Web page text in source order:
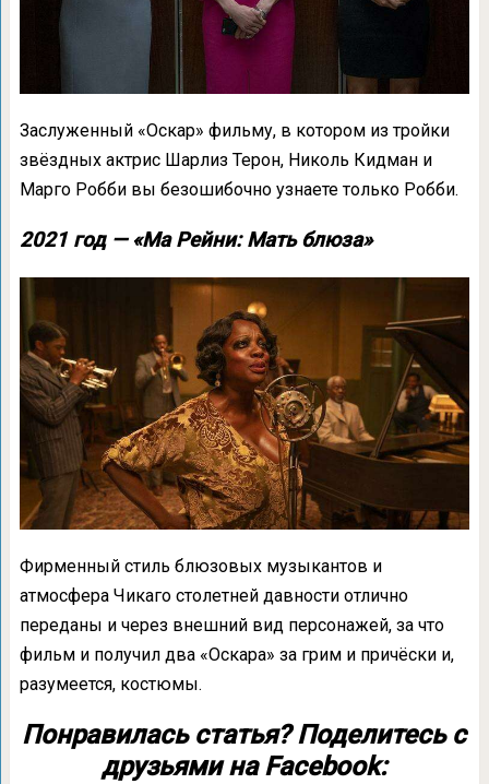
Заслуженный «Оскар» фильму, в котором из тройки
звёздных актрис Шарлиз Терон, Николь Кидман и
Марго Робби вы безошибочно узнаете только Робби.
2021 год — «Ма Рейни: Мать блюза»
Фирменный стиль блюзовых музыкантов и
атмосфера Чикаго столетней давности отлично
переданы и через внешний вид персонажей, за что
фильм и получил два «Оскара» за грим и причёски и,
разумеется, костюмы.
Понравилась статья? Поделитесь с
друзьями на Facebook: